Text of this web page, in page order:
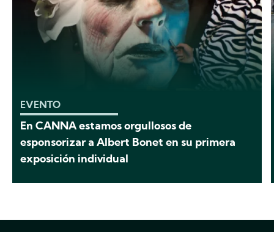
EVENTO
En CANNA estamos orgullosos de
esponsorizar a Albert Bonet en su primera
exposición individual